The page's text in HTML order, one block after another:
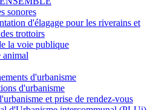
sonores
d'élagage pour les riverains et
trottoirs
la voie publique
animal
d'urbanisme
d'urbanisme
et prise de rendez-vous